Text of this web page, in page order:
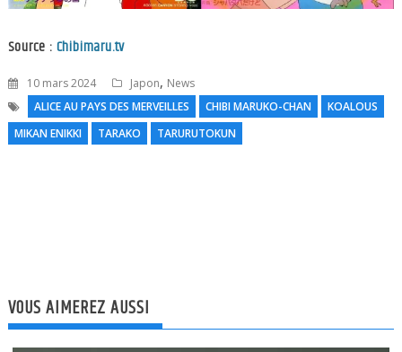
Source : Chibimaru.tv
10 mars 2024 Japon, News
ALICE AU PAYS DES MERVEILLES
CHIBI MARUKO-CHAN
KOALOUS
MIKAN ENIKKI
TARAKO TARURUTOKUN
VOUS AIMEREZ AUSSI